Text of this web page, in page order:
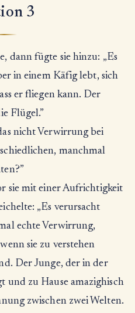
3
dann fügte sie hinzu: „Es
in einem Käfig lebt, sich
er fliegen kann. Der
Flügel.”
nicht Verwirrung bei
manchmal
sie mit einer Aufrichtigkeit
„Es verursacht
echte Verwirrung,
sie zu verstehen
Der Junge, der in der
und zu Hause amazighisch
zwischen zwei Welten.